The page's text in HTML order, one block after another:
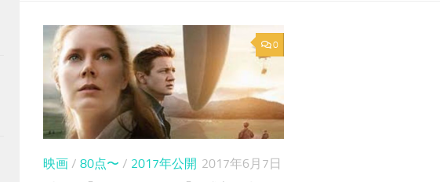
0
映画 / 80点〜 / 2017年公開 2017年6月7日